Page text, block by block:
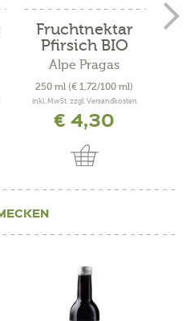
Fruchtnektar
Pfirsich BIO
Alpe Pragas
250 ml (€ 1,72/100 ml)
inkl. MwSt. zzgl. Versandkosten
€ 4,30